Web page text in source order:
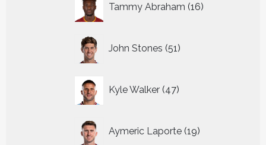
Tammy Abraham 16
producten
John Stones 51
producten
Kyle Walker 47
producten
Aymeric Laporte 19
producten